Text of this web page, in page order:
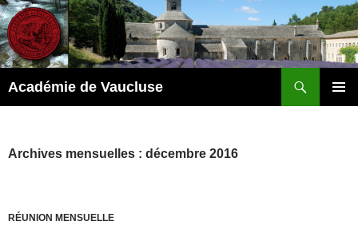
Académie de Vaucluse
Archives mensuelles : décembre 2016
RÉUNION MENSUELLE